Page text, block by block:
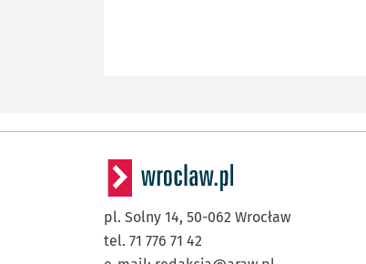
pl. Solny 14, 50-062 Wrocław
tel. 71 776 71 42